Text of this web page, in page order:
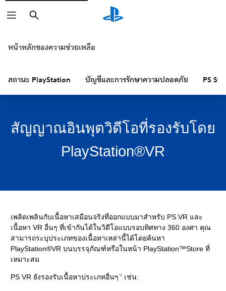
หน้าหลักของความช่วยเหลือ
สถานะ PlayStation บัญชีและการรักษาความปลอดภัย PS
สัญญาณอินพุตวิดีโอที่รองรับโดย
PlayStation®VR
เพลิดเพลินกับเนื้อหาเสมือนจริงที่ออกแบบมาสำหรับ PS VR และ
เนื้อหา VR อื่นๆ ที่เข้ากันได้ในวิดีโอแบบรอบทิศทาง 360 องศา คุณ
สามารถระบุประเภทของเนื้อหาเหล่านี้ได้โดยค้นหา
PlayStation®VR บนบรรจุภัณฑ์หรือในหน้า PlayStation™Store ที่
เหมาะสม
PS VR ยังรองรับเนื้อหาประเภทอื่นๆ*1 เช่น: